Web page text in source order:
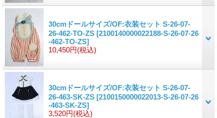
30cmドールサイズ/OF:衣装セット S-26-07-
26-462-TO-ZS [2100140000022188-S-26-07-26
-462-TO-ZS]
10,450円(税込)
30cmドールサイズ/OF:衣装セット S-26-07-
26-463-SK-ZS [2100150000022013-S-26-07-26
-463-SK-ZS]
3,520円(税込)